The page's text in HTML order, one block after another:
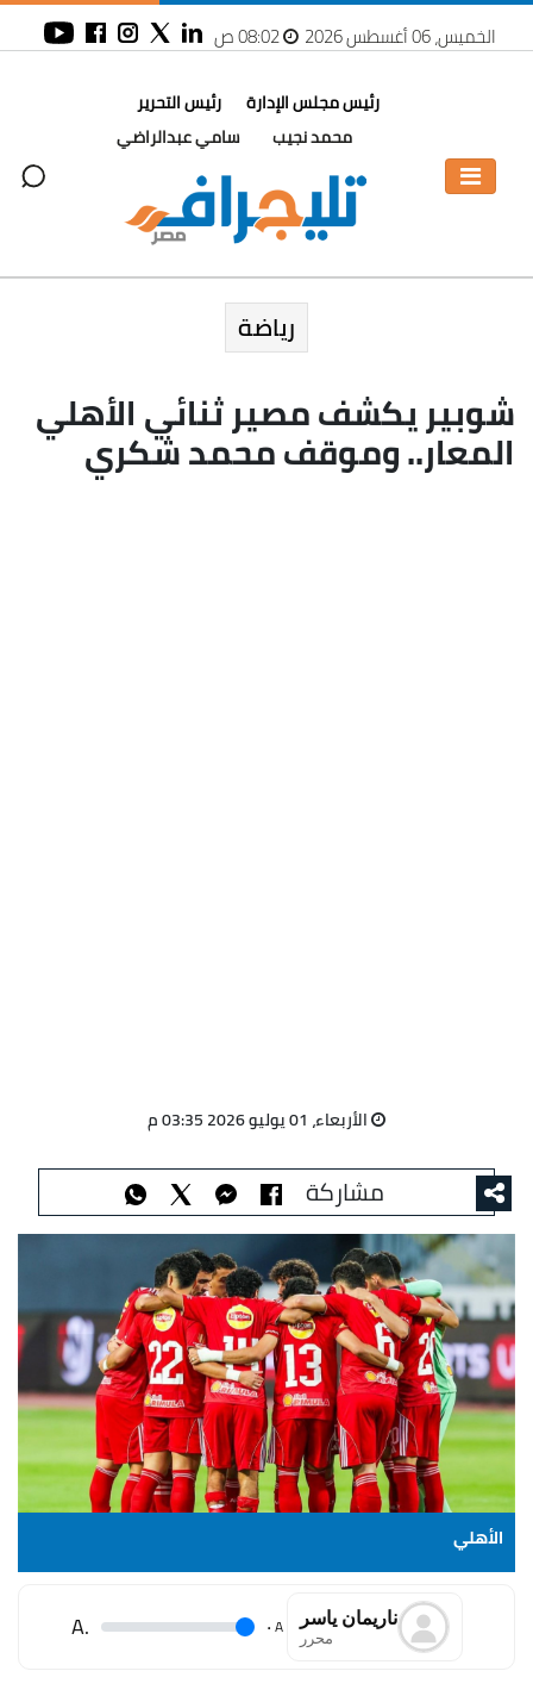
الخميس، 06 أغسطس 2026 08:02 ص
رئيس مجلس الإدارة
محمد نجيب
رئيس التحرير
سامي عبدالراضي
رياضة
شوبير يكشف مصير ثنائي الأهلي
المعار.. وموقف محمد شكري
الأربعاء، 01 يوليو 2026 03:35 م
مشاركة
الأهلي
ناريمان ياسر
محرر A
.
.A